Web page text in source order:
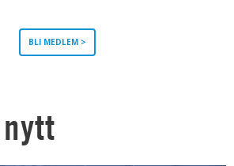
BLI MEDLEM >